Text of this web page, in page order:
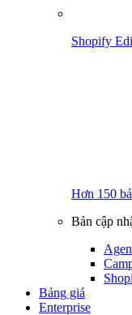
Shopify
Hơn 150
Bản cập
Bảng giá
Enterprise